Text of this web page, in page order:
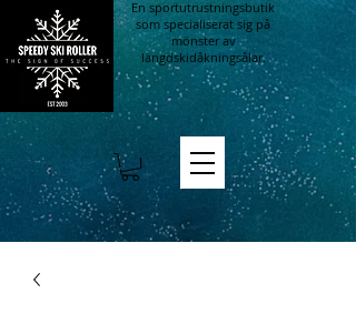
En sportutrustningsbutik
som specialiserat sig på
mönster av
längdskidåkningsålar.